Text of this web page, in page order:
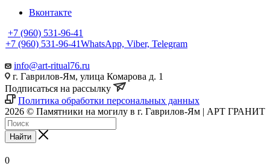
Вконтакте
+7 (960) 531-96-41
+7 (960) 531-96-41WhatsApp, Viber, Telegram
info@art-ritual76.ru
г. Гаврилов-Ям, улица Комарова д. 1
Подписаться на рассылку
Политика обработки персональных данных
2026 © Памятники на могилу в г. Гаврилов-Ям | АРТ ГРАНИТ
Найти
0